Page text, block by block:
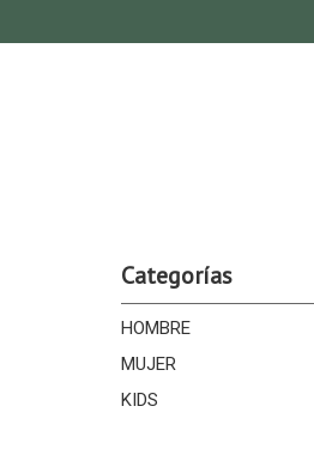
Categorías
HOMBRE
MUJER
KIDS